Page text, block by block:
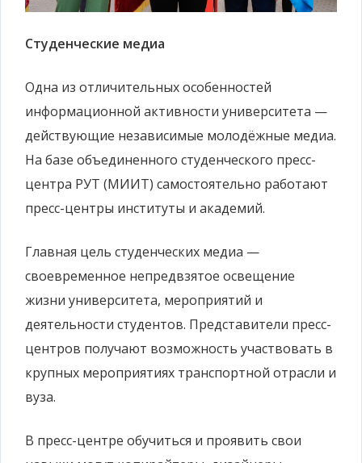
Студенческие медиа
Одна из отличительных особенностей
информационной активности университета —
действующие независимые молодёжные медиа.
На базе объединенного студенческого пресс-
центра РУТ (МИИТ) самостоятельно работают
пресс-центры институты и академий.
Главная цель студенческих медиа —
своевременное непредвзятое освещение
жизни университета, мероприятий и
деятельности студентов. Представители пресс-
центров получают возможность участвовать в
крупных мероприятиях транспортной отрасли и
вуза.
В пресс-центре обучиться и проявить свои